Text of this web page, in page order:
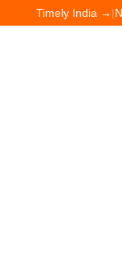
Timely India → |